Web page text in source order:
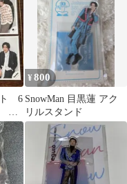
ト 6
¥800
SnowMan 目黒蓮 アク
リルスタンド